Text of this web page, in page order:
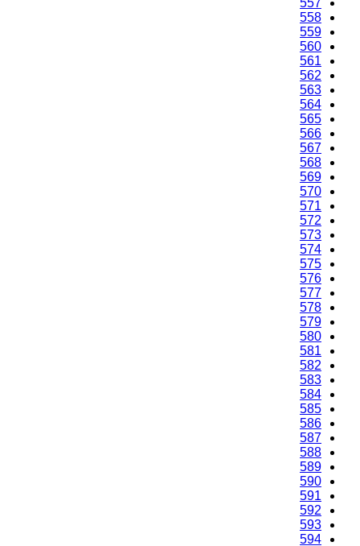
557
558
559
560
561
562
563
564
565
566
567
568
569
570
571
572
573
574
575
576
577
578
579
580
581
582
583
584
585
586
587
588
589
590
591
592
593
594